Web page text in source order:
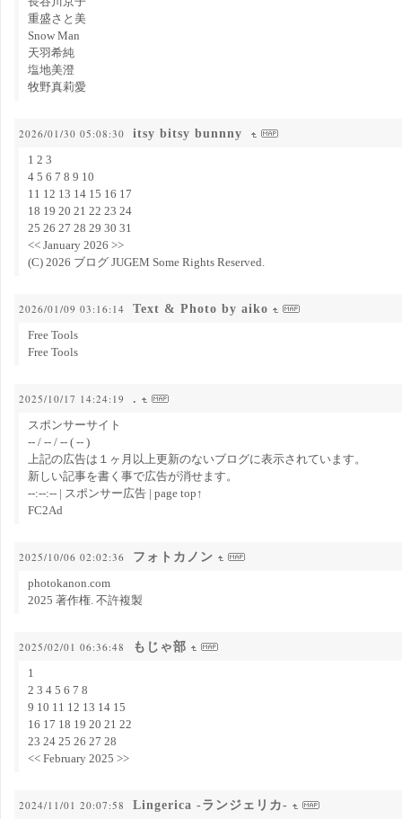
重盛さと美
Snow Man
天羽希純
塩地美澄
牧野真莉愛
2026/01/30 05:08:30 itsy bitsy bunnny
1 2 3
4 5 6 7 8 9 10
11 12 13 14 15 16 17
18 19 20 21 22 23 24
25 26 27 28 29 30 31
<< January 2026 >>
(C) 2026 ブログ JUGEM Some Rights Reserved.
2026/01/09 03:16:14 Text & Photo by aiko
Free Tools
Free Tools
2025/10/17 14:24:19 .
スポンサーサイト
-- / -- / -- ( -- )
上記の広告は１ヶ月以上更新のないブログに表示されています。
新しい記事を書く事で広告が消せます。
--:--:-- | スポンサー広告 | page top↑
FC2Ad
2025/10/06 02:02:36 フォトカノン
photokanon.com
2025 著作権. 不許複製
2025/02/01 06:36:48 もじゃ部
1
2 3 4 5 6 7 8
9 10 11 12 13 14 15
16 17 18 19 20 21 22
23 24 25 26 27 28
<< February 2025 >>
2024/11/01 20:07:58 Lingerica -ランジェリカ-